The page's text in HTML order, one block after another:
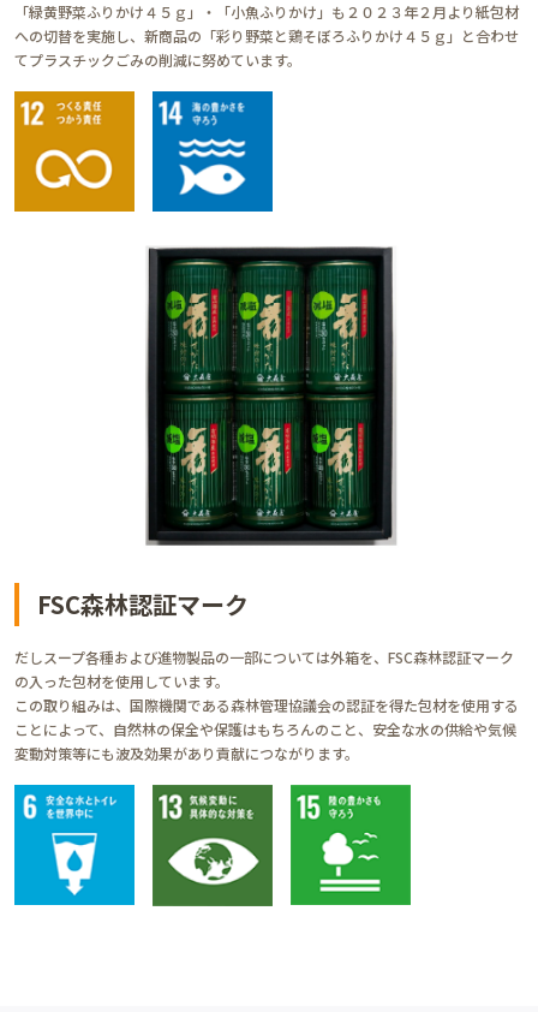
「緑黄野菜ふりかけ４５ｇ」・「小魚ふりかけ」も２０２３年２月より紙包材
への切替を実施し、新商品の「彩り野菜と鶏そぼろふりかけ４５ｇ」と合わせ
てプラスチックごみの削減に努めています。
FSC森林認証マーク
だしスープ各種および進物製品の一部については外箱を、FSC森林認証マーク
の入った包材を使用しています。
この取り組みは、国際機関である森林管理協議会の認証を得た包材を使用する
ことによって、自然林の保全や保護はもちろんのこと、安全な水の供給や気候
変動対策等にも波及効果があり貢献につながります。